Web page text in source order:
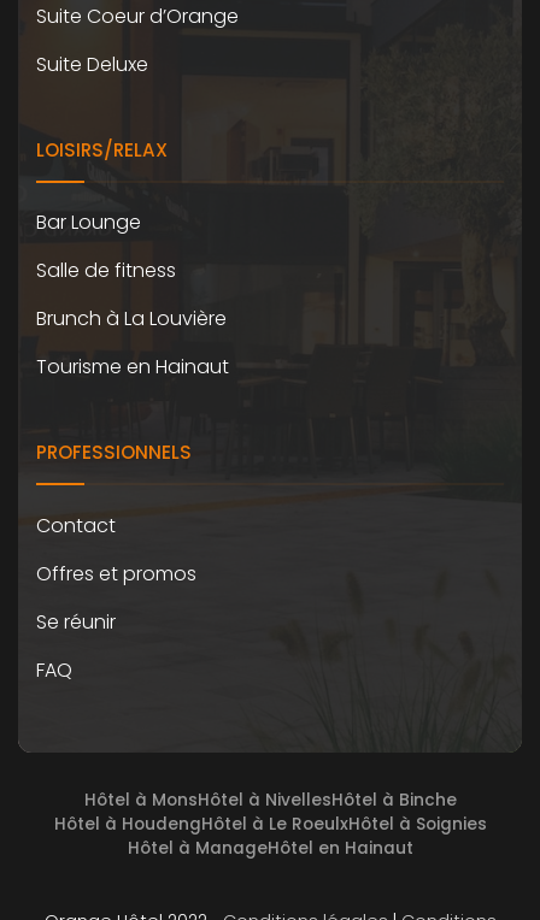
Suite Coeur d’Orange
Suite Deluxe
LOISIRS/RELAX
Bar Lounge
Salle de fitness
Brunch à La Louvière
Tourisme en Hainaut
PROFESSIONNELS
Contact
Offres et promos
Se réunir
FAQ
Hôtel à MonsHôtel à NivellesHôtel à Binche
Hôtel à HoudengHôtel à Le RoeulxHôtel à Soignies
Hôtel à ManageHôtel en Hainaut